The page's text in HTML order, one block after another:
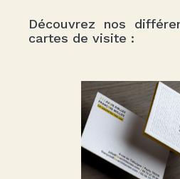
Découvrez nos
cartes de visite :